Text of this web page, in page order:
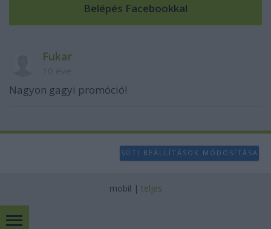
Fukar
Nagyon gagyi promóció!
SÜTI BEÁLLÍTÁSOK MÓDOSÍTÁSA
mobil | teljes